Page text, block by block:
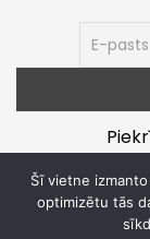
Šī vietne
optimizētu tās